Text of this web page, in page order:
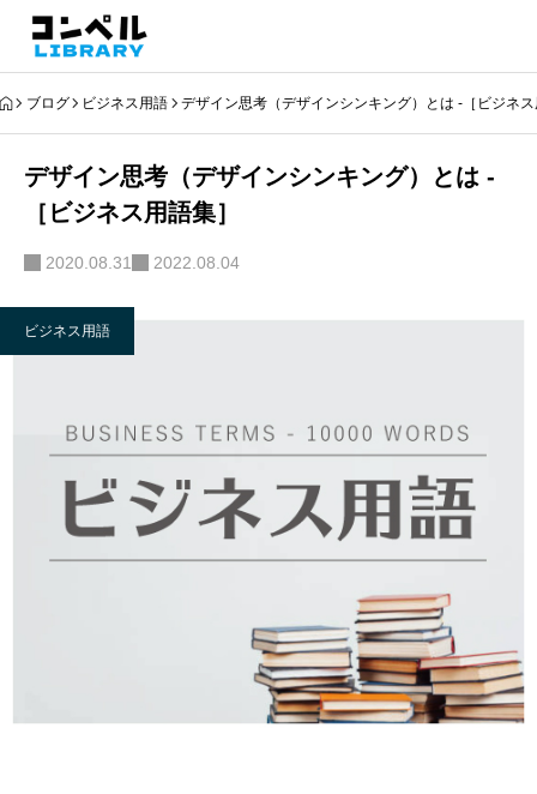
ブログ ビジネス用語 デザイン思考（デザインシンキング）とは -［ビジネ
デザイン思考（デザインシンキング）とは -
［ビジネス用語集］
2020.08.31 2022.08.04
ビジネス用語